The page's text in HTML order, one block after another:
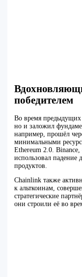
победителем
Во время предыдущих
но и заложил
например, прошёл
минимальными
Ethereum 2.0. Binance,
использовал падение
продуктов.
Chainlink также
к альткоинам,
стратегические
они строили её во